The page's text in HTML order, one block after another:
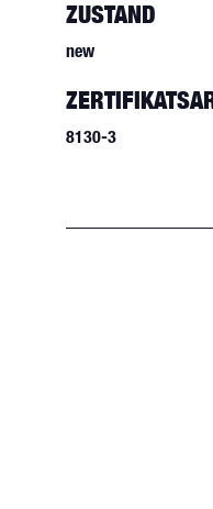
ZUSTAND
new
8130-3